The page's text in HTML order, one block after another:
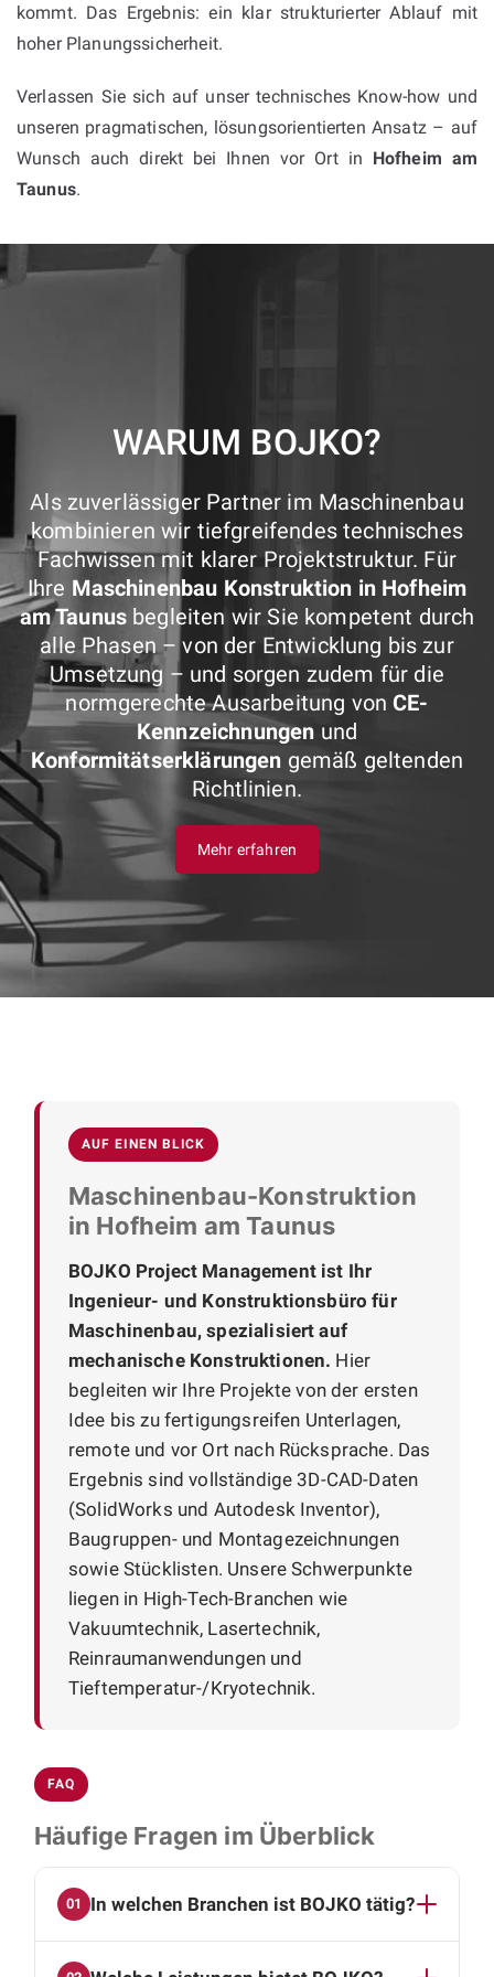
kommt. Das Ergebnis: ein klar strukturierter Ablauf mit
hoher Planungssicherheit.
Verlassen Sie sich auf unser technisches Know-how und
unseren pragmatischen, lösungsorientierten Ansatz – auf
Wunsch auch direkt bei Ihnen vor Ort in Hofheim am
Taunus.
WARUM BOJKO?
Als zuverlässiger Partner im Maschinenbau
kombinieren wir tiefgreifendes technisches
Fachwissen mit klarer Projektstruktur. Für
Ihre Maschinenbau Konstruktion in Hofheim
am Taunus begleiten wir Sie kompetent durch
alle Phasen – von der Entwicklung bis zur
Umsetzung – und sorgen zudem für die
normgerechte Ausarbeitung vonCE-
Kennzeichnungen und
Konformitätserklärungen gemäß geltenden
Richtlinien.
Mehr erfahren
AUF EINEN BLICK
Maschinenbau-Konstruktion
in Hofheim am Taunus
BOJKO Project Management ist Ihr
Ingenieur- und Konstruktionsbüro für
Maschinenbau, spezialisiert auf
mechanische Konstruktionen. Hier
begleiten wir Ihre Projekte von der ersten
Idee bis zu fertigungsreifen Unterlagen,
remote und vor Ort nach Rücksprache. Das
Ergebnis sind vollständige 3D-CAD-Daten
(SolidWorks und Autodesk Inventor),
Baugruppen- und Montagezeichnungen
sowie Stücklisten. Unsere Schwerpunkte
liegen in High-Tech-Branchen wie
Vakuumtechnik, Lasertechnik,
Reinraumanwendungen und
Tieftemperatur-/Kryotechnik.
FAQ
Häufige Fragen im Überblick
01 In welchen Branchen ist BOJKO tätig?